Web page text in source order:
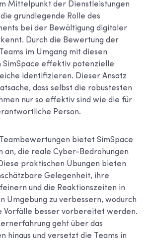
Mittelpunkt der Dienstleistungen
grundlegende Rolle des
bei der Bewältigung digitaler
Durch die Bewertung der
im Umgang mit diesen
SimSpace effektiv potenzielle
identifizieren. Dieser Ansatz
dass selbst die robustesten
nur so effektiv sind wie die für
Person.
bietet SimSpace
an, die reale Cyber-Bedrohungen
praktischen Übungen bieten
Gelegenheit, ihre
und die Reaktionszeiten in
Umgebung zu verbessern, wodurch
Vorfälle besser vorbereitet werden.
geht über das
hinaus und versetzt die Teams in